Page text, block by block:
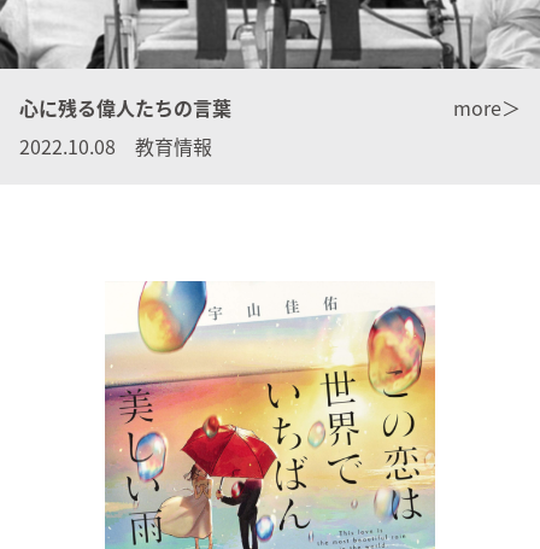
心に残る偉人たちの言葉
2022.10.08 教育情報
more＞